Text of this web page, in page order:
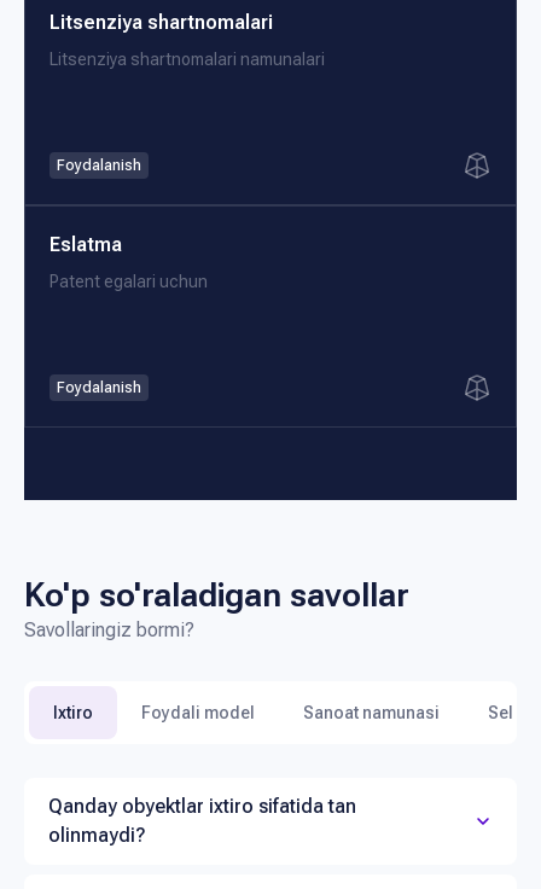
Litsenziya shartnomalari
Litsenziya shartnomalari namunalari
Foydalanish
Eslatma
Patent egalari uchun
Foydalanish
Ko'p so'raladigan savollar
Savollaringiz bormi?
Ixtiro Foydali model Sanoat namunasi
Qanday obyektlar ixtiro sifatida tan
olinmaydi?